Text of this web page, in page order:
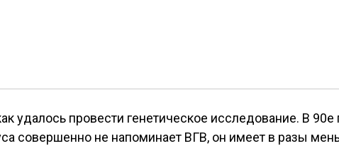
удалось провести генетическое исследование. В
совершенно не напоминает ВГВ, он имеет в разы